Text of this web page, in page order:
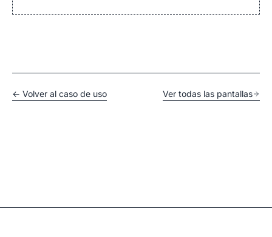
← Volver al caso de uso Ver todas las pantallas